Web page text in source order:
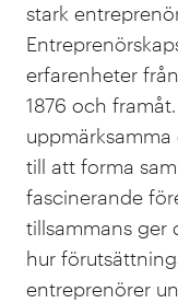
stark
erfarenheter
1876 och
till att forma
fascinerande
tillsammans ger
hur
entreprenörer